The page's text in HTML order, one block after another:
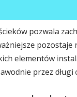
pozwala
elementów
przez długi